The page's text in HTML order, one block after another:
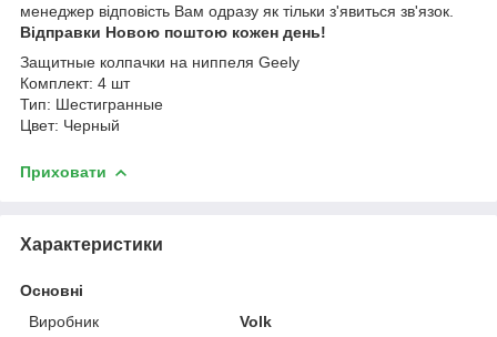
менеджер відповість Вам одразу як тільки з'явиться зв'язок.
Відправки Новою поштою кожен день!
Защитные колпачки на ниппеля Geely
Комплект: 4 шт
Тип: Шестигранные
Цвет: Черный
Приховати
Характеристики
Основні
Виробник
Volk